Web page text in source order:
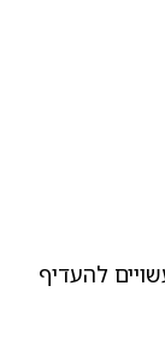
להעדיף